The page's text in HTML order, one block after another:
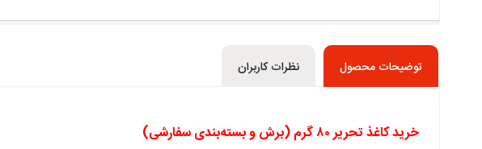
توضیحات محصول نظرات کاربران
خرید کاغذ تحریر ۸۰ گرم (برش و بسته‌بندی سفارشی)